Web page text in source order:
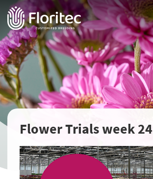
Flower Trials week 24